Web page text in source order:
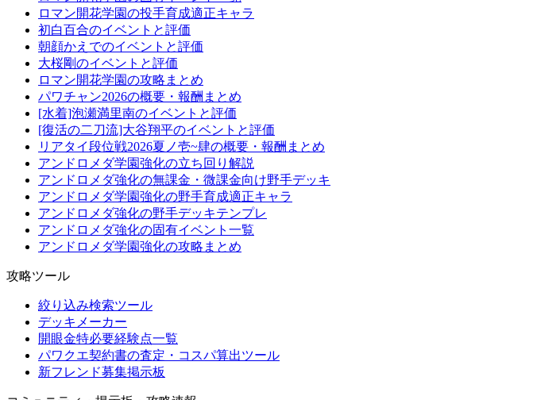
ロマン開花学園の投手育成適正キャラ
初白百合のイベントと評価
朝顔かえでのイベントと評価
大桜剛のイベントと評価
ロマン開花学園の攻略まとめ
パワチャン2026の概要・報酬まとめ
[水着]泡瀬満里南のイベントと評価
[復活の二刀流]大谷翔平のイベントと評価
リアタイ段位戦2026夏ノ壱~肆の概要・報酬まとめ
アンドロメダ学園強化の立ち回り解説
アンドロメダ強化の無課金・微課金向け野手デッキ
アンドロメダ学園強化の野手育成適正キャラ
アンドロメダ強化の野手デッキテンプレ
アンドロメダ強化の固有イベント一覧
アンドロメダ学園強化の攻略まとめ
攻略ツール
絞り込み検索ツール
デッキメーカー
開眼金特必要経験点一覧
パワクエ契約書の査定・コスパ算出ツール
新フレンド募集掲示板